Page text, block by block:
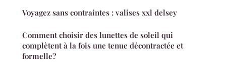
Voyagez sans contraintes : valises xxl delsey
Comment choisir des lunettes de soleil qui
complètent à la fois une tenue décontractée et
formelle?